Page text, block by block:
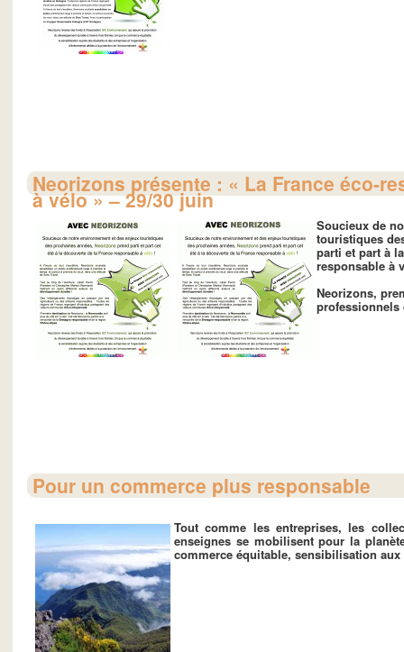
Neorizons présente : « La France éco-
à vélo » – 29/30 juin
Soucieux de
touristiques
parti et part à
responsable à
Neorizons,
Pour un commerce plus responsable
Tout comme les entreprises, les
enseignes se mobilisent pour la
commerce équitable, sensibilisation